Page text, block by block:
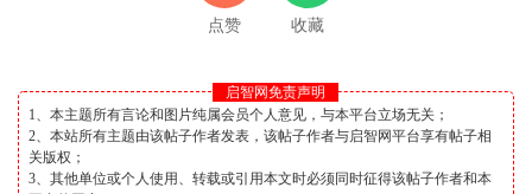
点赞 收藏
启智网免责声明
1、本主题所有言论和图片纯属会员个人意见，与本平台立场无关；
2、本站所有主题由该帖子作者发表，该帖子作者与启智网平台享有帖子相
关版权；
3、其他单位或个人使用、转载或引用本文时必须同时征得该帖子作者和本